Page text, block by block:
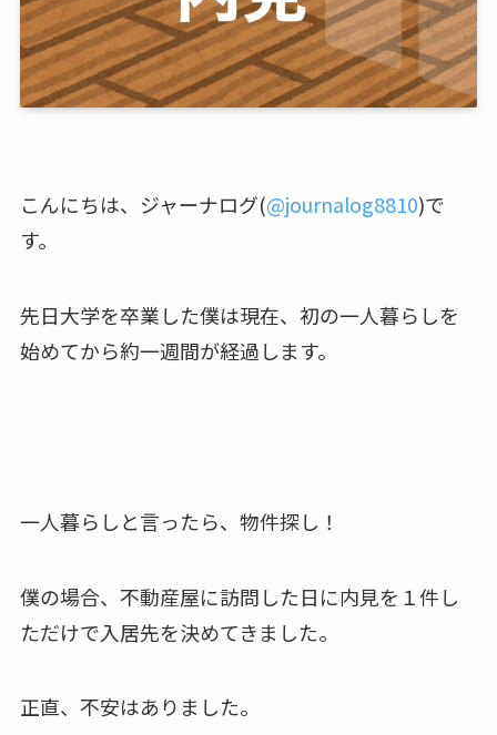
こんにちは、ジャーナログ(@journalog8810)で
す。
先日大学を卒業した僕は現在、初の一人暮らしを
始めてから約一週間が経過します。
一人暮らしと言ったら、物件探し！
僕の場合、不動産屋に訪問した日に内見を１件し
ただけで入居先を決めてきました。
正直、不安はありました。